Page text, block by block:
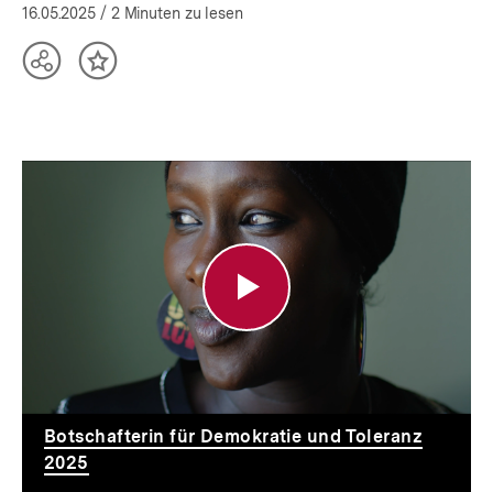
16.05.2025 / 2 Minuten zu lesen
TeilenInhalt
Botschafterin für Demokratie und Toleranz
2025